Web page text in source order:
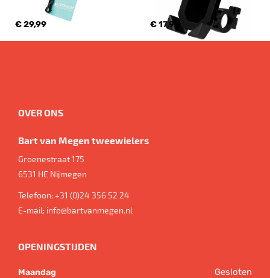
€ 29,99 € 17,95
OVER ONS
Bart van Megen tweewielers
Groenestraat 175
6531 HE Nijmegen
Telefoon:+31 (0)24 356 52 24
E-mail: info@bartvanmegen.nl
OPENINGSTIJDEN
Maandag Gesloten